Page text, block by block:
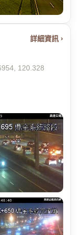
詳細資訊 ›
120.328